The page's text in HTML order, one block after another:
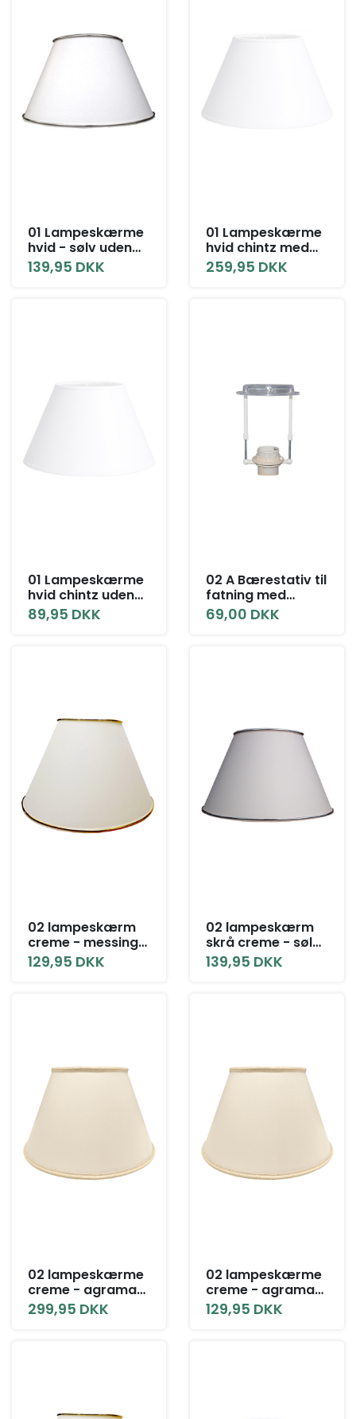
01 Lampeskærme
hvid - sølv uden
låg alle størrelser
139,95 DKK
01 Lampeskærme
hvid chintz med
låg alle størrelser
259,95 DKK
01 Lampeskærme
hvid chintz uden
låg alle størrelser
89,95 DKK
02 A Bærestativ til
fatning med
omløberring
69,00 DKK
02 lampeskærm
creme - messing
uden låg alle
størrelser
129,95 DKK
02 lampeskærm
skrå creme - sølv
alle sørrelser
139,95 DKK
02 lampeskærme
creme - agraman,
med låg, alle
størrelser.
299,95 DKK
02 lampeskærme
creme - agraman,
uden låg, alle
størrelser.
129,95 DKK